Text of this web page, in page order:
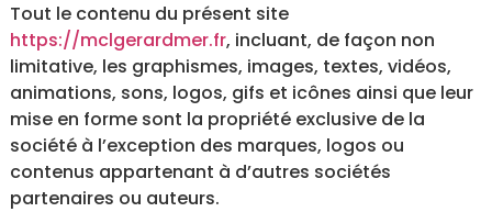
Tout le contenu du présent site
https://mclgerardmer.fr, incluant, de façon non
limitative, les graphismes, images, textes, vidéos,
animations, sons, logos, gifs et icônes ainsi que leur
mise en forme sont la propriété exclusive de la
société à l’exception des marques, logos ou
contenus appartenant à d’autres sociétés
partenaires ou auteurs.